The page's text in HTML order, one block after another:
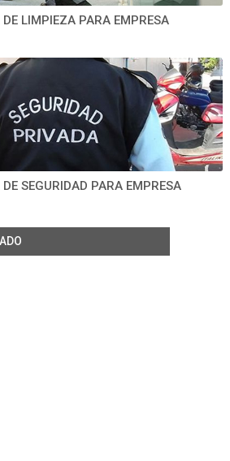
LIMPIEZA PARA EMPRESA
SEGURIDAD PARA EMPRESA